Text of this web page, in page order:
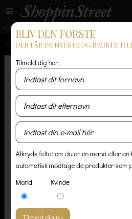
GRATIS LEVERING
FORSIDE / HERRE / ACCESSORIES / PATAGONIA BRODEO
BLIV DEN FØRSTE
DER FÅR DE NYESTE OG BEDSTE
Tilmeld dig her:
Afkryds feltet om du er en mand eller en
automatisk modtage de produkter som
Mand
Kvinde